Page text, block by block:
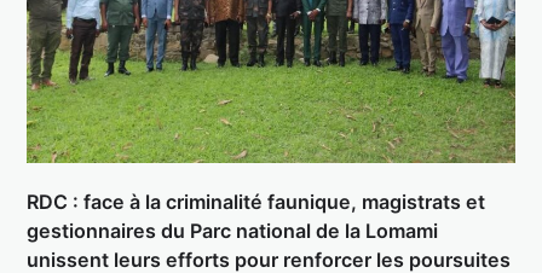
RDC : face à la criminalité faunique, magistrats et
gestionnaires du Parc national de la Lomami
unissent leurs efforts pour renforcer les poursuites